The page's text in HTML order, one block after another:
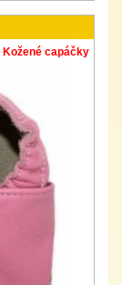
Kožené capáčky